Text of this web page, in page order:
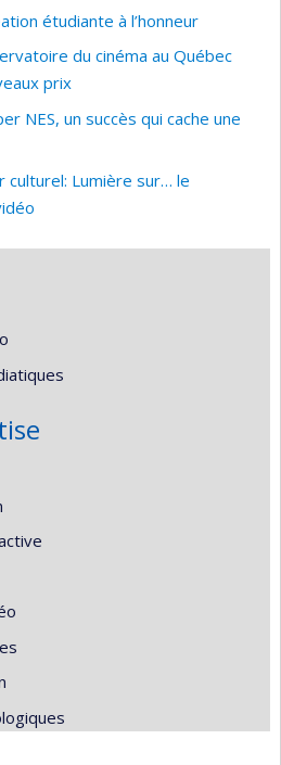
étudiante à l’honneur
du cinéma au Québec
prix
NES, un succès qui cache une
Lumière sur… le